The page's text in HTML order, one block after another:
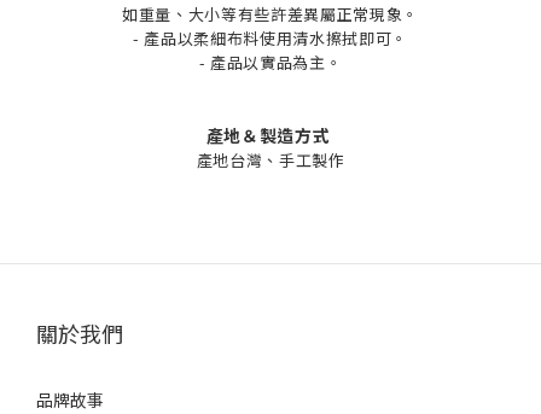
如重量、大小等有些許差異屬正常現象。
- 產品以柔細布料使用清水擦拭即可。
- 產品以實品為主。
產地＆製造方式
產地台灣、手工製作
關於我們
品牌故事